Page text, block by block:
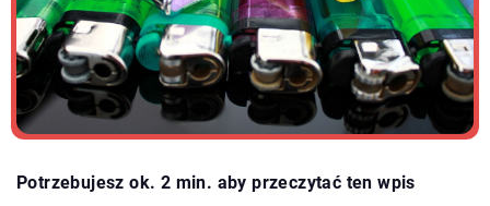
Potrzebujesz ok. 2 min. aby przeczytać ten wpis